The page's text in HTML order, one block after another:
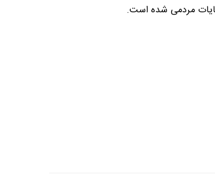
مردمی شده است.